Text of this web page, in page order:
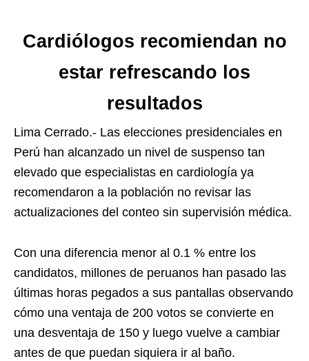
Cardiólogos recomiendan no
estar refrescando los
resultados
Lima Cerrado.- Las elecciones presidenciales en
Perú han alcanzado un nivel de suspenso tan
elevado que especialistas en cardiología ya
recomendaron a la población no revisar las
actualizaciones del conteo sin supervisión médica.
Con una diferencia menor al 0.1 % entre los
candidatos, millones de peruanos han pasado las
últimas horas pegados a sus pantallas observando
cómo una ventaja de 200 votos se convierte en
una desventaja de 150 y luego vuelve a cambiar
antes de que puedan siquiera ir al baño.